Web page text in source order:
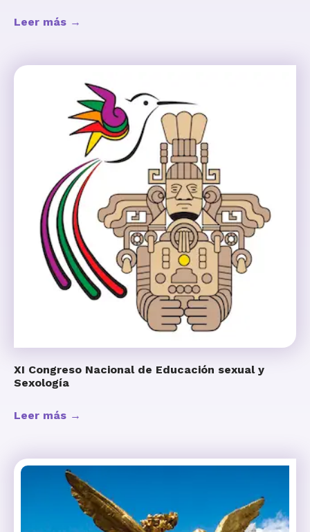
Leer más →
XI Congreso Nacional de Educación sexual y
Sexología
Leer más →